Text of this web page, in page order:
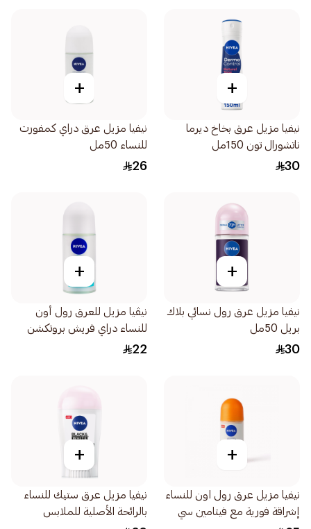
+
نيفيا مزيل عرق بخاخ ديرما
ناتشورال تون 150مل
30
+
نيفيا مزيل عرق دراي كمفورت
للنساء 50مل
26
+
نيفيا مزيل عرق رول نسائي بلاك
بريل 50مل
30
+
نيڤيا مزيل للعرق رول أون
للنساء دراي فريش بروتكشن
50مل
22
+
نيفيا مزيل عرق رول اون للنساء
إشراقة فورية مع فيتامين سي
+
نيفيا مزيل عرق ستيك للنساء
بالرائحة الأصلية للملابس